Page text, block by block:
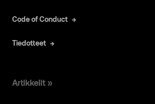
Code of Conduct
Tiedotteet
Artikkelit »